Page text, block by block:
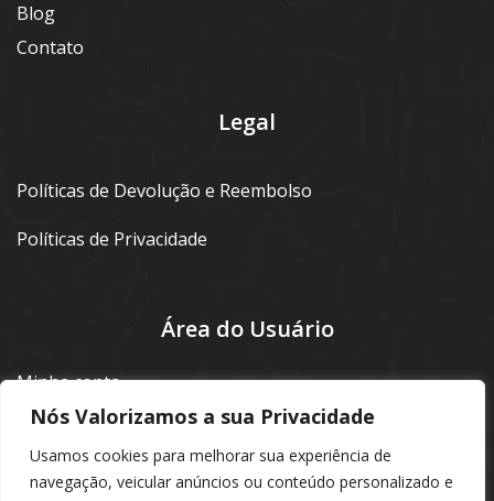
Nós Valorizamos a sua Privacidade
Usamos cookies para melhorar sua experiência de
navegação, veicular anúncios ou conteúdo personalizado e
Blog
Contato
Legal
Políticas de Devolução e Reembolso
Políticas de Privacidade
Área do Usuário
Minha conta
Login